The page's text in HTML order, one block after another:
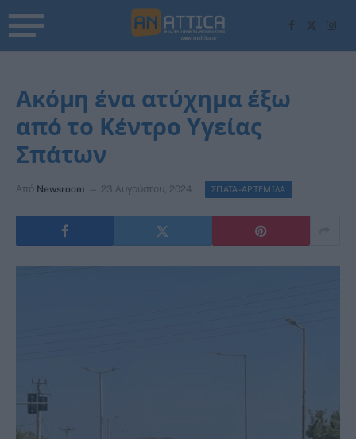
Facebook
X
(Twitter)
Ακόμη ένα ατύχημα έξω
από το Κέντρο Υγείας
Σπάτων
Από Newsroom 23 Αυγούστου, 2024 ΣΠΑΤΑ-ΑΡΤΕΜΙΔΑ